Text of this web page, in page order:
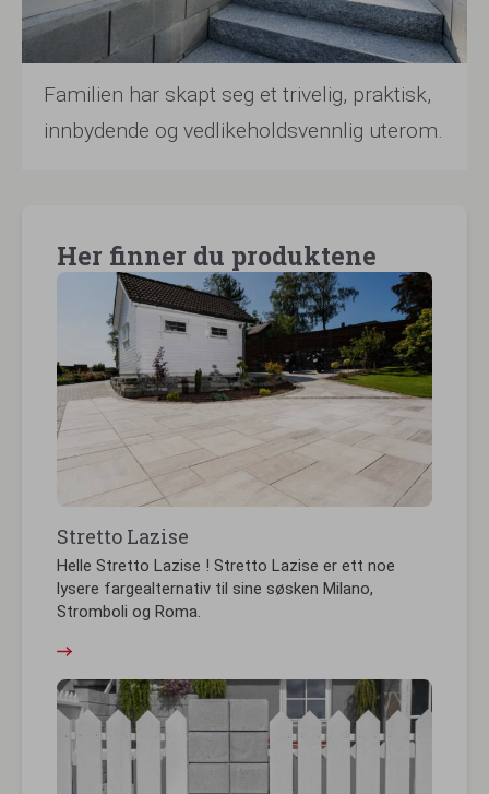
Familien har skapt seg et trivelig, praktisk,
innbydende og vedlikeholdsvennlig uterom.
Her finner du produktene
Stretto Lazise
Helle Stretto Lazise ! Stretto Lazise er ett noe
lysere fargealternativ til sine søsken Milano,
Stromboli og Roma.